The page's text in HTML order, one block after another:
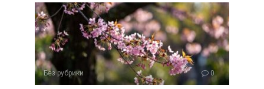
Без рубрики 0